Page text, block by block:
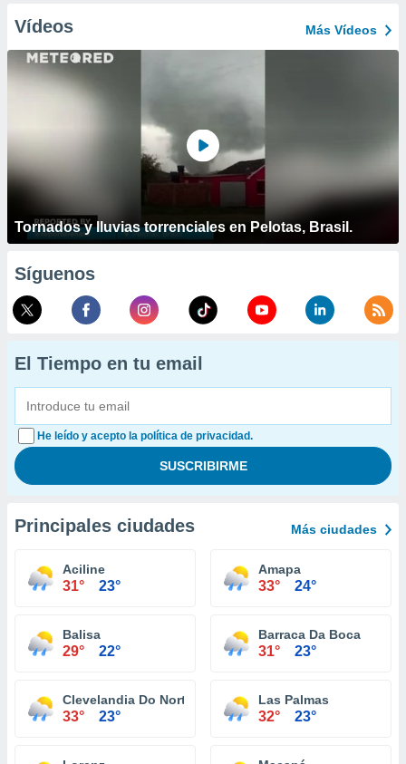
Vídeos Más Vídeos
Tornados y lluvias torrenciales en Pelotas, Brasil.
Síguenos
El Tiempo en tu email
He leído y acepto la política de privacidad.
Principales ciudades Más ciudades
Aciline
31° 23°
Amapa
33° 24°
Balisa
29° 22°
Barraca Da Boca
31° 23°
Clevelandia Do Norte
33° 23°
Las Palmas
32° 23°